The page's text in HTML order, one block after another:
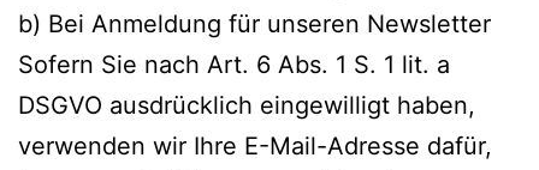
b) Bei Anmeldung für unseren Newsletter
Sofern Sie nach Art. 6 Abs. 1 S. 1 lit. a
DSGVO ausdrücklich eingewilligt haben,
verwenden wir Ihre E-Mail-Adresse dafür,